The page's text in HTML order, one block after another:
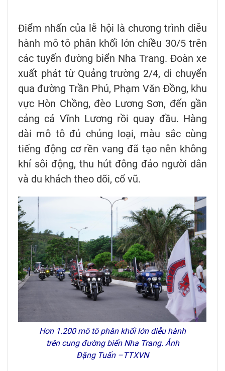
Điểm nhấn của lễ hội là chương trình diễu
hành mô tô phân khối lớn chiều 30/5 trên
các tuyến đường biển Nha Trang. Đoàn xe
xuất phát từ Quảng trường 2/4, di chuyển
qua đường Trần Phú, Phạm Văn Đồng, khu
vực Hòn Chồng, đèo Lương Sơn, đến gần
cảng cá Vĩnh Lương rồi quay đầu. Hàng
dài mô tô đủ chủng loại, màu sắc cùng
tiếng động cơ rền vang đã tạo nên không
khí sôi động, thu hút đông đảo người dân
và du khách theo dõi, cổ vũ.
Hơn 1.200 mô tô phân khối lớn diễu hành
trên cung đường biển Nha Trang. Ảnh
Đặng Tuấn –TTXVN